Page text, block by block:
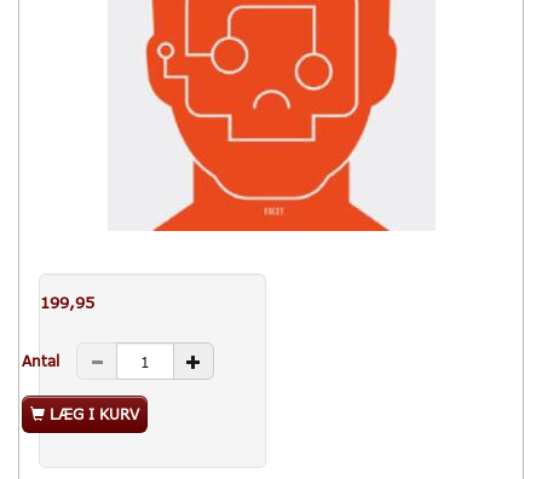
199,95
Antal
LÆG I KURV